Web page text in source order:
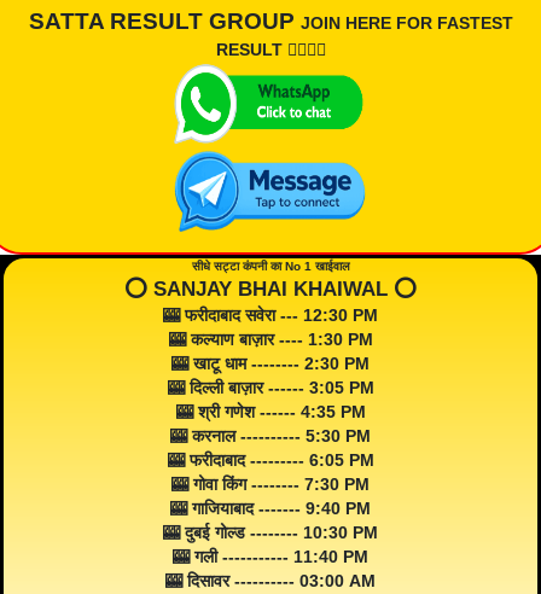
SATTA RESULT GROUP JOIN HERE FOR FASTEST
RESULT 👇🏾👇🏾
सीधे सट्टा कंपनी का No 1 खाईवाल
⭕️ SANJAY BHAI KHAIWAL ⭕️
🎰 फरीदाबाद सवेरा --- 12:30 PM
🎰 कल्याण बाज़ार ---- 1:30 PM
🎰 खाटू धाम -------- 2:30 PM
🎰 दिल्ली बाज़ार ------ 3:05 PM
🎰 श्री गणेश ------ 4:35 PM
🎰 करनाल ---------- 5:30 PM
🎰 फरीदाबाद --------- 6:05 PM
🎰 गोवा किंग -------- 7:30 PM
🎰 गाजियाबाद ------- 9:40 PM
🎰 दुबई गोल्ड -------- 10:30 PM
🎰 गली ----------- 11:40 PM
🎰 दिसावर ---------- 03:00 AM